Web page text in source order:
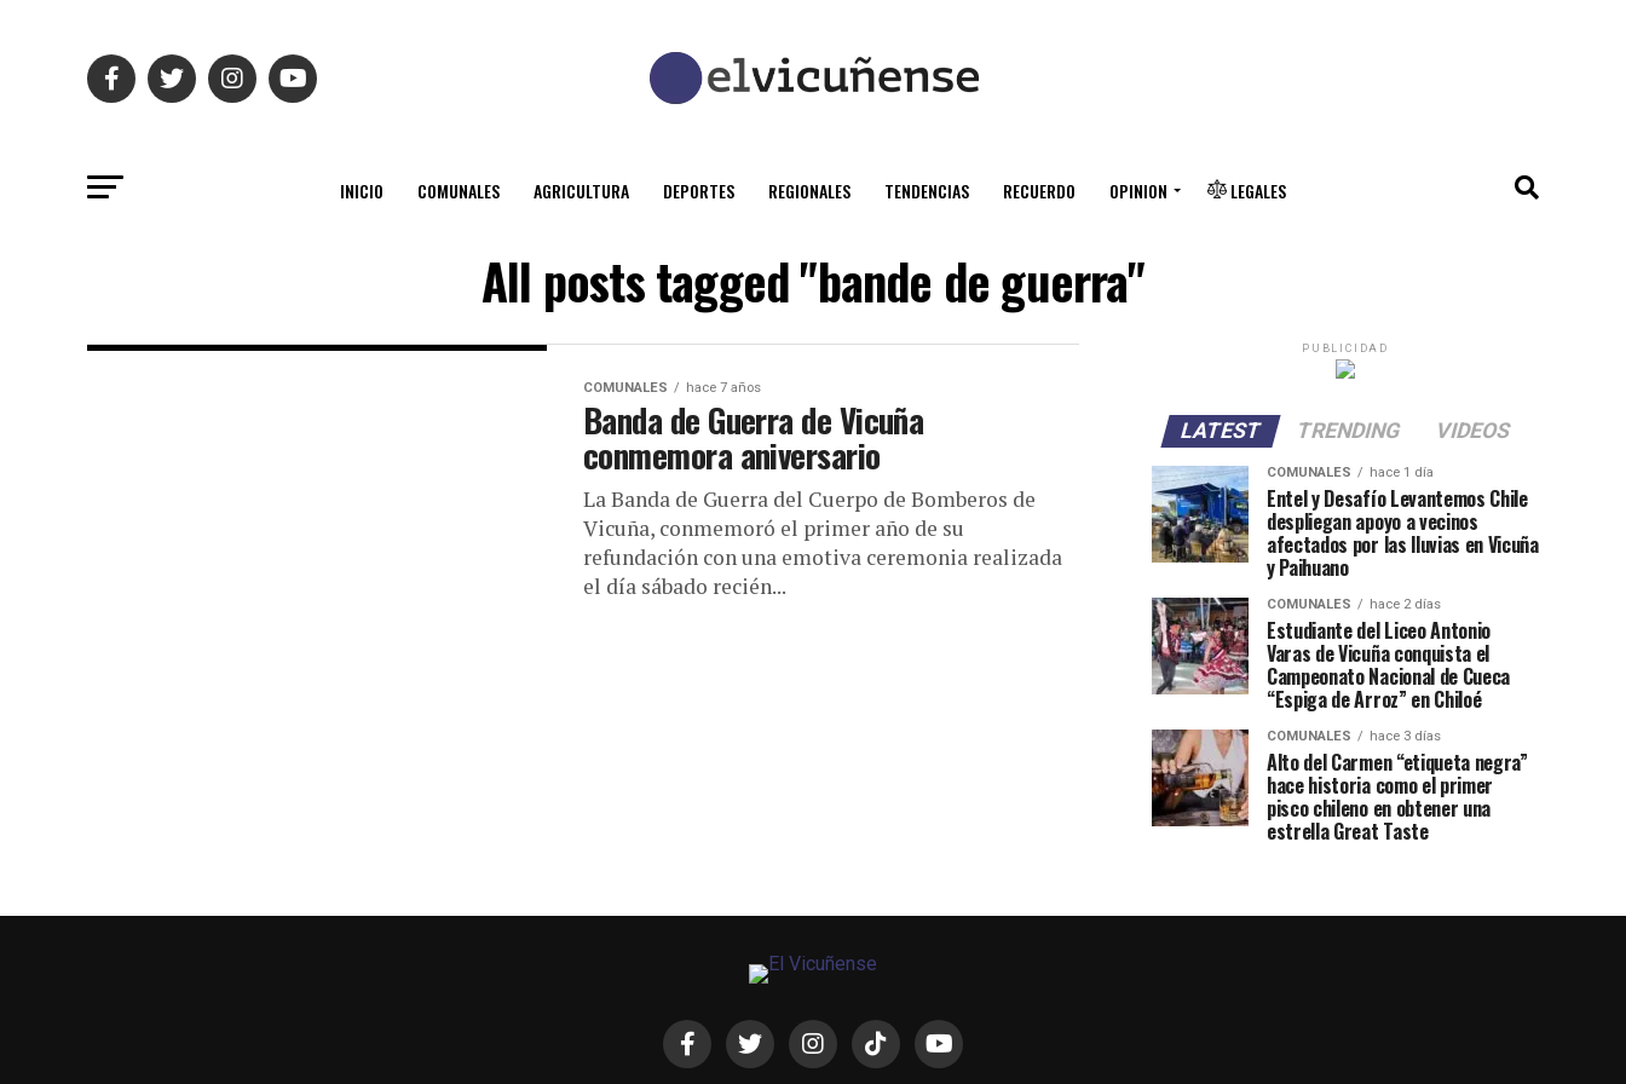
INICIO COMUNALES AGRICULTURA DEPORTES REGIONALES TENDENCIAS RECUERDO OPINION LEGALES
All posts tagged "bande de guerra"
COMUNALES hace 7 años
Banda de Guerra de Vicuña
conmemora aniversario
La Banda de Guerra del Cuerpo de Bomberos de
Vicuña, conmemoró el primer año de su
refundación con una emotiva ceremonia realizada
el día sábado recién...
PUBLICIDAD
LATEST TRENDING VIDEOS
COMUNALES hace 1 día
Entel y Desafío Levantemos Chile
despliegan apoyo a vecinos
afectados por las lluvias en Vicuña
y Paihuano
COMUNALES hace 2 días
Estudiante del Liceo Antonio
Varas de Vicuña conquista el
Campeonato Nacional de Cueca
“Espiga de Arroz” en Chiloé
COMUNALES hace 3 días
Alto del Carmen “etiqueta negra”
hace historia como el primer
pisco chileno en obtener una
estrella Great Taste